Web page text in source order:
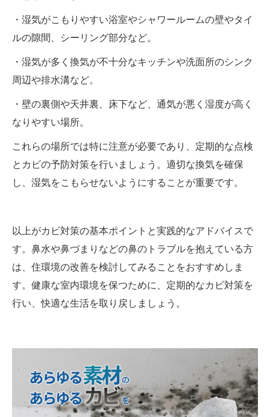
・湿気がこもりやすい浴室やシャワールームの壁やタイ
ルの隙間、シーリング部分など。
・湿気が多く換気が不十分なキッチンや洗面所のシンク
周辺や排水溝など。
・壁の裏側や天井裏、床下など、通気が悪く湿度が高く
なりやすい場所。
これらの場所では特に注意が必要であり、定期的な点検
とカビの予防対策を行いましょう。適切な換気を確保
し、湿気をこもらせないようにすることが重要です。
以上がカビ対策の基本ポイントと実践的なアドバイスで
す。鼻水や鼻づまりなどの鼻のトラブルを抱えている方
は、住環境の改善を検討してみることをおすすめしま
す。健康な室内環境を保つために、定期的なカビ対策を
行い、快適な生活を取り戻しましょう。